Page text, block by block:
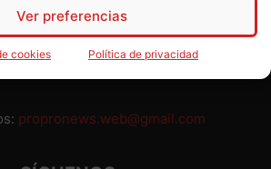
Ver preferencias
cookies Política de privacidad
con nosotros divulgando nuestro
nuestros contenidos, sugiriendo temas
cualquier injusticia o asunto de interés.
propronews.web@gmail.com